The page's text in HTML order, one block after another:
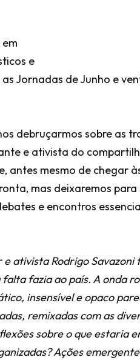
e
Jornadas de Junho e
debruçarmos sobre as
e ativista do
antes mesmo de chegar
mas deixaremos
e encontros
ativista Rodrigo
fazia ao país. A onda
insensível e opaco
remixadas com as
sobre o que estaria
Ações